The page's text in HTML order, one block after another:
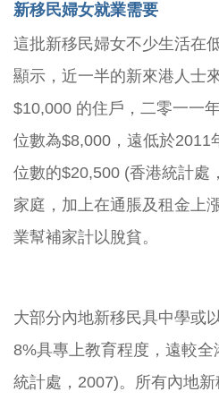
新移民婦女就業需要
這批新移民婦女不少生活在
顯示，近一半的新來港人士
$10,000 的住戶，二零一一
位數為$8,000，遠低於2011
位數的$20,500 (香港統計處
家庭，加上在通脹及租金上
業幫補家計以脫貧。
大部分內地新移民具中學或
8%具專上教育程度，遠較全
統計處， 2007)。所有內地